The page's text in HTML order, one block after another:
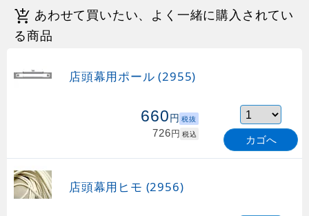
あわせて買いたい、よく一緒に購入されてい
る商品
店頭幕用ポール (2955)
660円 税抜
726円 税込 カゴへ
店頭幕用ヒモ (2956)